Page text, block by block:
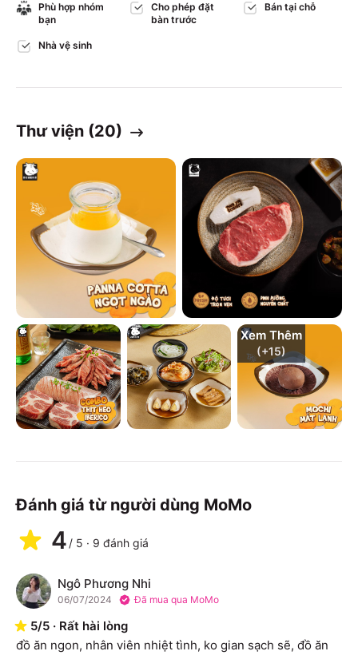
Phù hợp nhóm
bạn
Cho phép đặt
bàn trước
Bán tại chỗ
Nhà vệ sinh
Thư viện (20)
Xem Thêm
(+15)
Đánh giá từ người dùng MoMo
4 / 5 · 9 đánh giá
N Ngô Phương Nhi
06/07/2024 Đã mua qua MoMo
5/5 · Rất hài lòng
đồ ăn ngon, nhân viên nhiệt tình, ko gian sạch sẽ, đồ ăn